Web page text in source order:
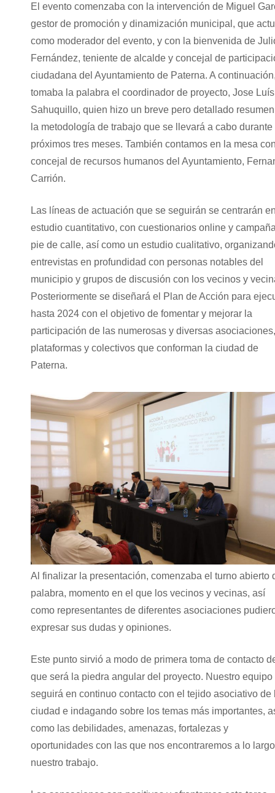
El evento comenzaba con la intervención de Miguel
gestor de promoción y dinamización municipal, que
como moderador del evento, y con la bienvenida de
Fernández, teniente de alcalde y concejal de
ciudadana del Ayuntamiento de Paterna. A
tomaba la palabra el coordinador de proyecto, Jose Luís
Sahuquillo, quien hizo un breve pero detallado
la metodología de trabajo que se llevará a cabo durante
próximos tres meses. También contamos en la mesa
concejal de recursos humanos del Ayuntamiento,
Carrión.
Las líneas de actuación que se seguirán se centrarán
estudio cuantitativo, con cuestionarios online y
pie de calle, así como un estudio cualitativo,
entrevistas en profundidad con personas notables del
municipio y grupos de discusión con los vecinos y
Posteriormente se diseñará el Plan de Acción para
hasta 2024 con el objetivo de fomentar y mejorar la
participación de las numerosas y diversas asociaciones,
plataformas y colectivos que conforman la ciudad de
Paterna.
Al finalizar la presentación, comenzaba el turno abierto
palabra, momento en el que los vecinos y vecinas, así
como representantes de diferentes asociaciones
expresar sus dudas y opiniones.
Este punto sirvió a modo de primera toma de contacto
que será la piedra angular del proyecto. Nuestro equipo
seguirá en continuo contacto con el tejido asociativo de
ciudad e indagando sobre los temas más importantes,
como las debilidades, amenazas, fortalezas y
oportunidades con las que nos encontraremos a lo
nuestro trabajo.